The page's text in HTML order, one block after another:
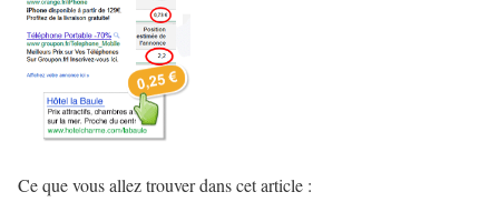
Ce que vous allez trouver dans cet article :